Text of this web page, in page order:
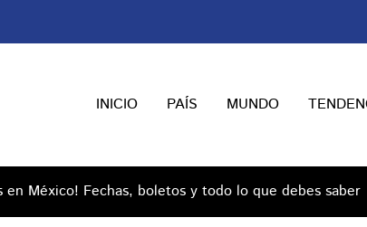
INICIO PAÍS MUNDO
en México! Fechas, boletos y todo lo que debes saber